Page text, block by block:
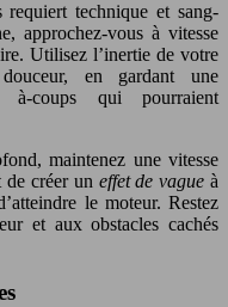
requiert technique et sang-
approchez-vous à vitesse
Utilisez l’inertie de votre
en gardant une
à-coups qui pourraient
maintenez une vitesse
de créer un effet de vague à
le moteur. Restez
et aux obstacles cachés